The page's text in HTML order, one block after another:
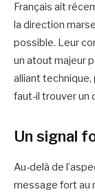
Français ait
la direction
possible. Leur
un atout majeur
alliant
faut-il trouver un
Un signal
Au-delà de
message fort au